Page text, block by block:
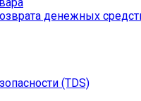
денежных
(TDS)